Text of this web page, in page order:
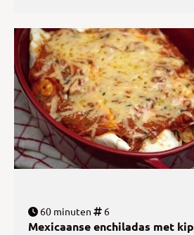
60 minuten 6
Mexicaanse enchiladas met kip